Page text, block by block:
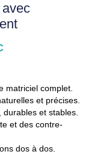
matriciel complet.
et précises.
et stables.
et des contre-
dos à dos.